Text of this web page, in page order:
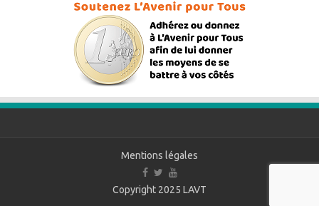
Mentions légales
Copyright 2025 LAVT